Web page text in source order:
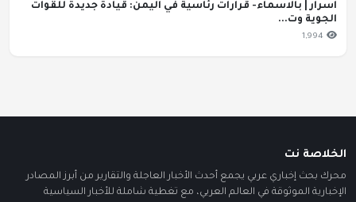
اسرار | بالاسماء- قرارات رئاسية في اليمن: قيادة جديدة للقوات
الجوية وت...
1,994
الخلاصة نت
محرك بحث إخباري عربي يجمع أحدث الأخبار العاجلة والتقارير من أبرز المصادر
الإخبارية الموثوقة في العالم العربي، مع تغطية شاملة للأخبار السياسية